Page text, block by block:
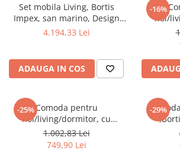
Banci gradina si terasa
Mese gradina
Seturi de gradina
Sezlonguri de gradina si terasa
Electrocasnice incorporabile
,Chiuvete si baterii
Baterii bucatarie
Set mobila Living, Bortis
Impex, san marino, Design
elegant, 300 x 200 cm
4.194,33 Lei
ADAUGA IN COS
-16%
hol/
-25%Comoda pentru
hol/living/dormitor, cu
sertare, prun,106x75x35
cm,Bortis Impex
1.002,83 Lei
749,90 Lei
-29%